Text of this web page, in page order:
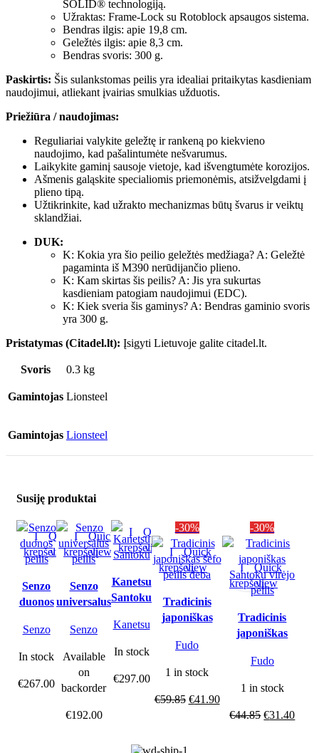
SOLID® technologiją.
Užraktas: Frame-Lock su Rotoblock apsaugos sistema.
Bendras ilgis: apie 19,8 cm.
Geležtės ilgis: apie 8,3 cm.
Bendras svoris: 300 g.
Paskirtis: Šis sulankstomas peilis yra idealiai pritaikytas kasdieniam
naudojimui, atliekant įvairias smulkias užduotis.
Priežiūra / naudojimas:
Reguliariai valykite geležtę ir rankeną po kiekvieno
naudojimo, kad pašalintumėte nešvarumus.
Laikykite gaminį sausoje vietoje, kad išvengtumėte korozijos.
Ašmenis galąskite specialiomis priemonėmis, atsižvelgdami į
plieno tipą.
Užtikrinkite, kad užrakto mechanizmas būtų švarus ir veiktų
sklandžiai.
DUK:
K: Kokia yra šio peilio geležtės medžiaga? A: Geležtė
pagaminta iš M390 nerūdijančio plieno.
K: Kam skirtas šis peilis? A: Jis yra sukurtas
kasdieniam patogiam naudojimui (EDC).
K: Kiek sveria šis gaminys? A: Bendras gaminio svoris
yra 300 g.
Pristatymas (Citadel.lt): Įsigyti Lietuvoje galite citadel.lt.
Svoris 0.3 kg
Gamintojas Lionsteel
Gamintojas Lionsteel
Susiję produktai
Į
krepšelį
Quick
view
Senzo
duonos
Senzo
In stock
€267.00
Į
krepšelį
Quick
view
Senzo
universalus
Senzo
Available
on
backorder
€192.00
Į
krepšelį
Quick
view
Kanetsu
Santoku
Kanetsu
In stock
€297.00
-30%
Į
krepšelį
Quick
view
Tradicinis
japoniškas
deba
Fudo
1 in stock
€59.85 €41.90
-30%
Į
krepšelį
Quick
view
Tradicinis
japoniškas
peilis
Fudo
1 in stock
€44.85 €31.40